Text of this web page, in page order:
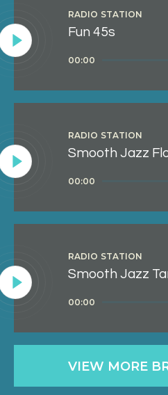
RADIO STATION
Fun 45s
Lecteur
00:00
RADIO STATION
Smooth Jazz
Lecteur
00:00
RADIO STATION
Smooth Jazz
Lecteur
00:00
VIEW MORE